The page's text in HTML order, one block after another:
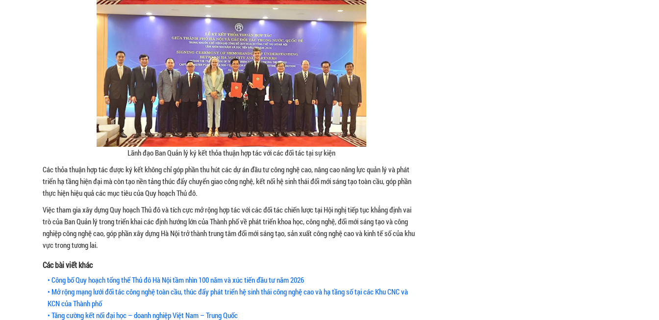
Lãnh đạo Ban Quản lý ký kết thỏa thuận hợp tác với các đối tác tại sự kiện
Các thỏa thuận hợp tác được ký kết không chỉ góp phần thu hút các dự án đầu tư công nghệ cao, nâng cao năng lực quản lý và phát
triển hạ tầng hiện đại mà còn tạo nền tảng thúc đẩy chuyển giao công nghệ, kết nối hệ sinh thái đổi mới sáng tạo toàn cầu, góp phần
thực hiện hiệu quả các mục tiêu của Quy hoạch Thủ đô.
Việc tham gia xây dựng Quy hoạch Thủ đô và tích cực mở rộng hợp tác với các đối tác chiến lược tại Hội nghị tiếp tục khẳng định vai
trò của Ban Quản lý trong triển khai các định hướng lớn của Thành phố về phát triển khoa học, công nghệ, đổi mới sáng tạo và công
nghiệp công nghệ cao, góp phần xây dựng Hà Nội trở thành trung tâm đổi mới sáng tạo, sản xuất công nghệ cao và kinh tế số của khu
vực trong tương lai.
Các bài viết khác
• Công bố Quy hoạch tổng thể Thủ đô Hà Nội tầm nhìn 100 năm và xúc tiến đầu tư năm 2026
• Mở rộng mạng lưới đối tác công nghệ toàn cầu, thúc đẩy phát triển hệ sinh thái công nghệ cao và hạ tầng số tại các Khu CNC và
KCN của Thành phố
• Tăng cường kết nối đại học – doanh nghiệp Việt Nam – Trung Quốc